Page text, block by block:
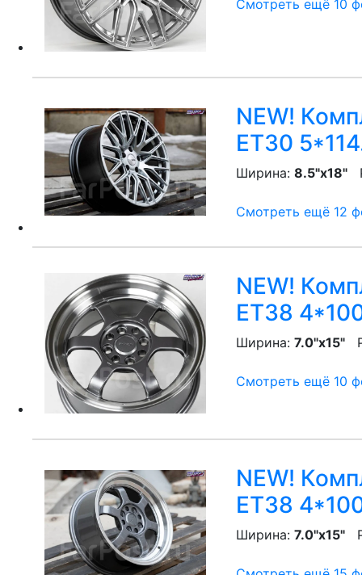
Смотреть ещё 10
NEW!
ET30
Ширина: 8.5"x18"
Смотреть ещё 12
NEW!
ET38
Ширина: 7.0"x15"
Смотреть ещё 10
NEW!
ET38
Ширина: 7.0"x15"